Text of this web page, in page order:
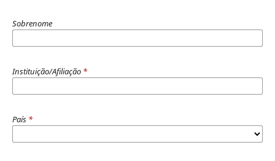
Sobrenome
Instituição/Afiliação *
País *